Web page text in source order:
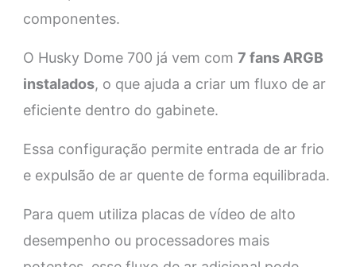
componentes.
O Husky Dome 700 já vem com 7 fans ARGB
instalados, o que ajuda a criar um fluxo de ar
eficiente dentro do gabinete.
Essa configuração permite entrada de ar frio
e expulsão de ar quente de forma equilibrada.
Para quem utiliza placas de vídeo de alto
desempenho ou processadores mais